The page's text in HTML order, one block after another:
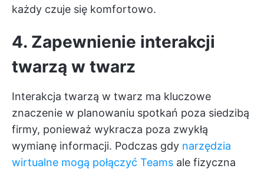
każdy czuje się komfortowo.
4. Zapewnienie interakcji
twarzą w twarz
Interakcja twarzą w twarz ma kluczowe
znaczenie w planowaniu spotkań poza siedzibą
firmy, ponieważ wykracza poza zwykłą
wymianę informacji. Podczas gdy narzędzia
wirtualne mogą połączyć Teams ale fizyczna